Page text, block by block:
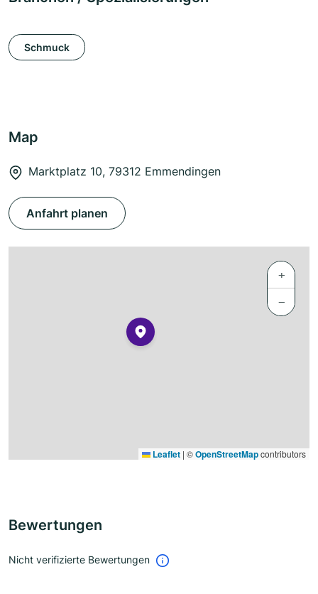
Schmuck
Map
Marktplatz 10, 79312 Emmendingen
Anfahrt planen
+
−
Leaflet | ©OpenStreetMapcontributors
Bewertungen
Nicht verifizierte Bewertungen